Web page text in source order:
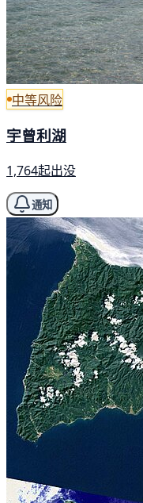
中等风险
宇曾利湖
1,764起出没
通知